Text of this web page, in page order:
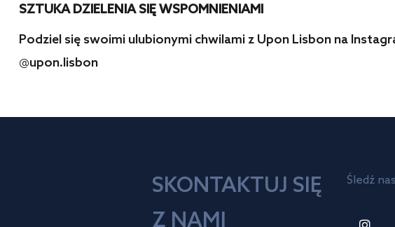
SZTUKA DZIELENIA SIĘ WSPOMNIENIAMI
Podziel się swoimi ulubionymi chwilami z Upon Lisbon na
@upon.lisbon
SKONTAKTUJ SIĘ
Z NAMI
Śledź nas